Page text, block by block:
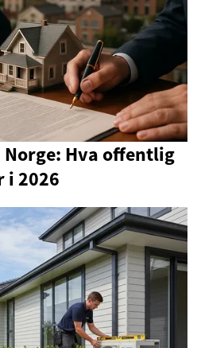
Hva offentlig
i 2026